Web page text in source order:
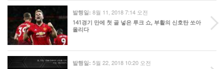
발행일: 8월 11, 2018 7:14 오전
141경기 만에 첫 골 넣은 루크 쇼, 부활의 신호탄 쏘아
올리다
발행일: 5월 22, 2018 10:20 오전